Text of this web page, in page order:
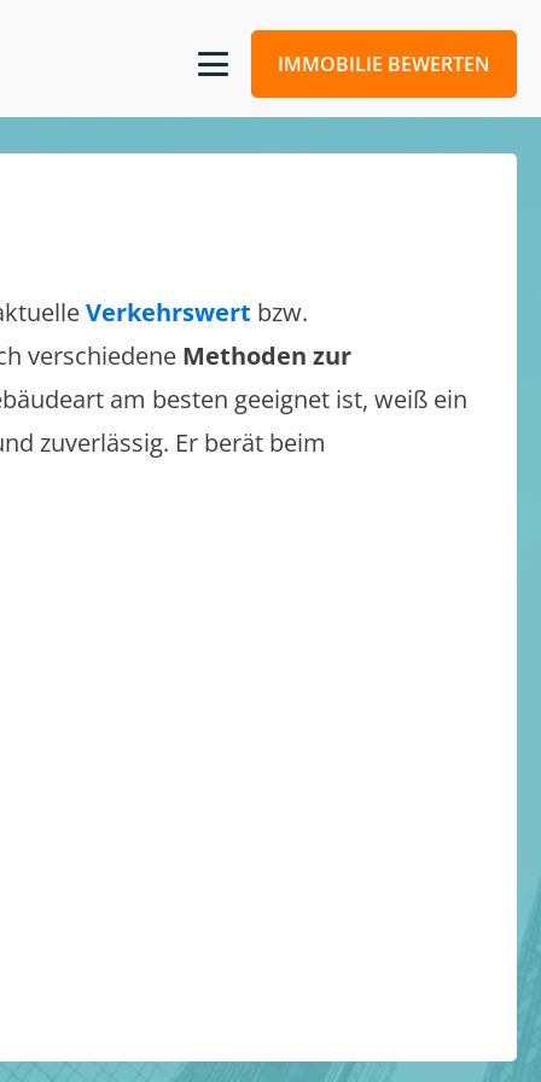
IMMOBILIE BEWERTEN
Verkehrswert bzw.
verschiedene Methoden zur
am besten geeignet ist, weiß ein
zuverlässig. Er berät beim